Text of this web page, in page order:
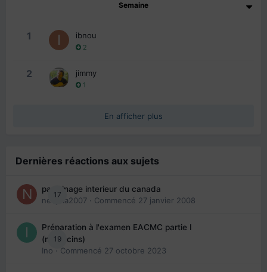
Semaine
1 ibnou
2
2 jimmy
1
En afficher plus
Dernières réactions aux sujets
17
parrainage interieur du canada
nedjma2007 · Commencé 27 janvier 2008
19
Préparation à l'examen EACMC partie I
(médecins)
Ino · Commencé 27 octobre 2023